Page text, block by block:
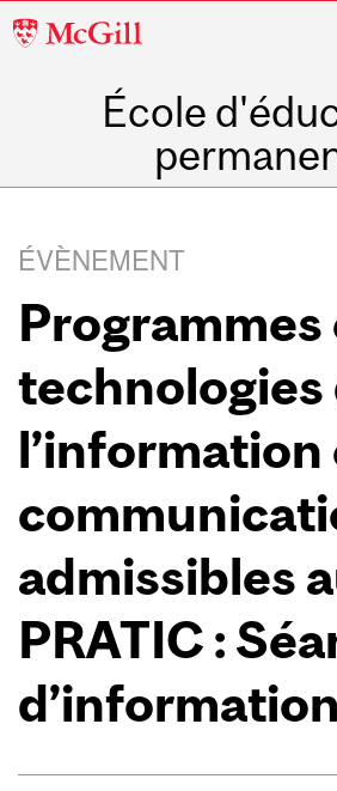
McGill
École
navigation
ÉVÈNEMENT
Programmes
technologies
l’information
admissibles
PRATIC :
d’information